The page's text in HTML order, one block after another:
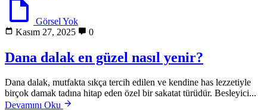
Görsel Yok
Kasım 27, 2025
0
Dana dalak en güzel nasıl yenir?
Dana dalak, mutfakta sıkça tercih edilen ve kendine has lezzetiyle
birçok damak tadına hitap eden özel bir sakatat türüdür. Besleyici...
Devamını Oku